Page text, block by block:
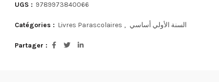
UGS : 9789973840066
Catégories : Livres Parascolaires , السنة الأولي أساسي
Partager